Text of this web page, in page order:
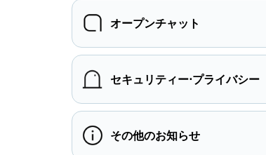
オープンチャット
セキュリティー⋅プライバシー
その他のお知らせ